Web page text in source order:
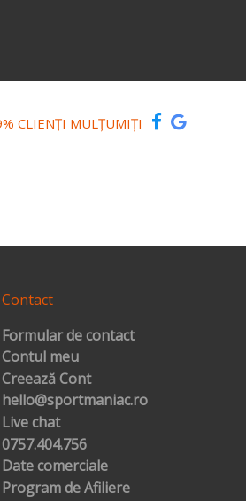
CLIENȚI MULȚUMIȚI
Contact
Formular de contact
Contul meu
Creează Cont
hello@sportmaniac.ro
Live chat
0757.404.756
Date comerciale
Program de Afiliere